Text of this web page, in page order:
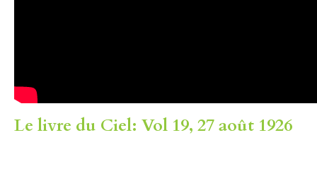
Le livre du Ciel: Vol 19, 27 août 1926